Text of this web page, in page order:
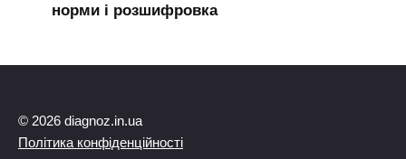
норми і розшифровка
© 2026 diagnoz.in.ua
Політика конфіденційності